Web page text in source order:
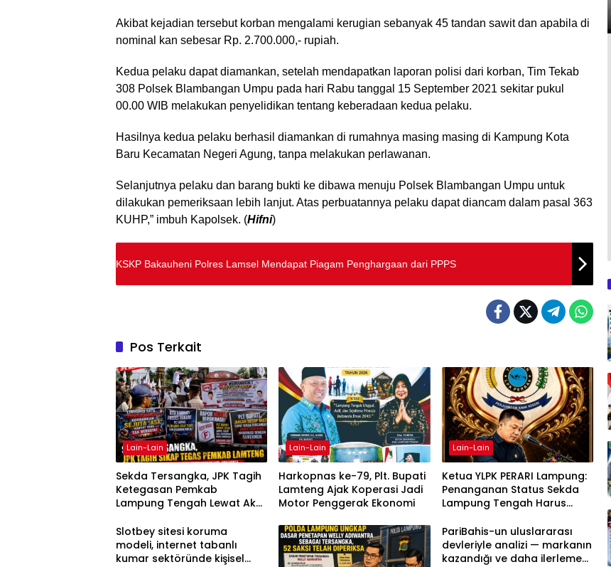
Akibat kejadian tersebut korban mengalami kerugian sebanyak 45 tandan sawit dan apabila di
nominal kan sebesar Rp. 2.700.000,- rupiah.
Kedua pelaku dapat diamankan, setelah mendapatkan laporan polisi dari korban, Tim Tekab
308 Polsek Blambangan Umpu pada hari Rabu tanggal 15 September 2021 sekitar pukul
00.00 WIB melakukan penyelidikan tentang keberadaan kedua pelaku.
Hasilnya kedua pelaku berhasil diamankan di rumahnya masing masing di Kampung Kota
Baru Kecamatan Negeri Agung, tanpa melakukan perlawanan.
Selanjutnya pelaku dan barang bukti ke dibawa menuju Polsek Blambangan Umpu untuk
dilakukan pemeriksaan lebih lanjut. Atas perbuatannya pelaku dapat diancam dalam pasal 363
KUHP,” imbuh Kapolsek. (Hifni)
KSKP Bakauheni Polres Lamsel Mendapat Piagam Penghargaan dari PPPS
Pos Terkait
Lain-Lain
Sekda Tersangka, JPK Tagih
Ketegasan Pemkab
Lampung Tengah Lewat Aksi
Lain-Lain
Harkopnas ke-79, Plt. Bupati
Lamteng Ajak Koperasi Jadi
Motor Penggerak Ekonomi
Lain-Lain
Ketua YLPK PERARI Lampung:
Penanganan Status Sekda
Lampung Tengah Harus
Tekanan Opini
Slotbey sitesi koruma
modeli, internet tabanlı
kumar sektöründe kişisel
PariBahis-un uluslararası
devleriyle analizi — markanın
kazandığı ve daha ilerlemesi